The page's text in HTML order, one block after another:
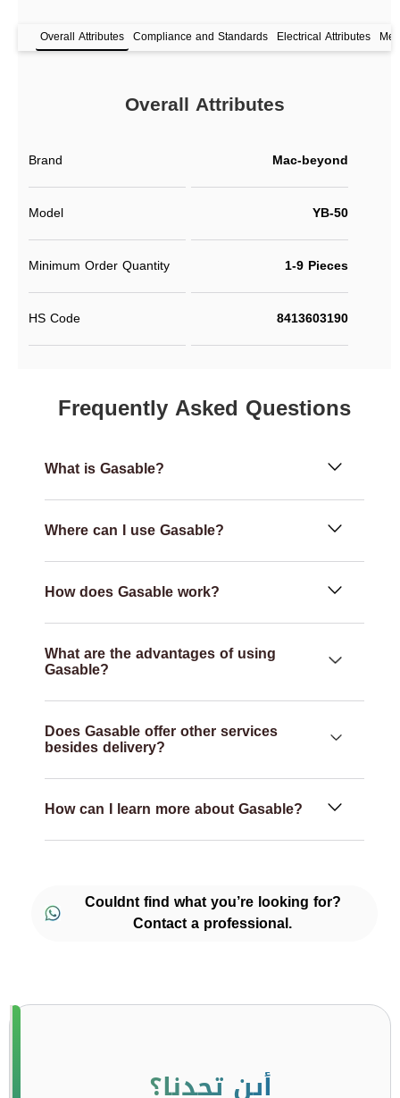
Overall Attributes Compliance and Standards Electrical Attributes
Overall Attributes
Brand Mac-beyond
Model YB-50
Minimum Order Quantity 1-9 Pieces
HS Code 8413603190
Frequently Asked Questions
What is Gasable?
Where can I use Gasable?
How does Gasable work?
What are the advantages of using
Gasable?
Does Gasable offer other services
besides delivery?
How can I learn more about Gasable?
Couldnt find what you’re looking for?
Contact a professional.
أين تجدنا؟